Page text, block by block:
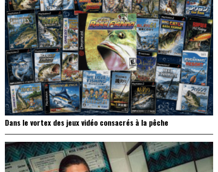
Dans le vortex des jeux vidéo consacrés à la pêche